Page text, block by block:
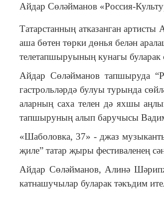
Айдар Сөләйманов «Россия-
Татарстанның атказанган
аша бөтен төрки дөнья белән
телетапшыруының кунагы буларак
Айдар Сөләйманов тапшыруда
гастрольләрдә булуы турында
аларның саха телен дә яхшы
тапшыруның алып баручысы
«Шаболовка, 37» - джаз
җиле” татар җыры фестиваленең
Айдар Сөләйманов, Алинә
катнашучылар буларак тәкъдим